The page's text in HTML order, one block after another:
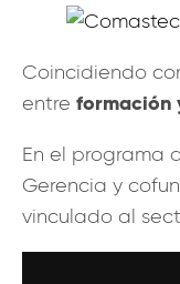
Coincidiendo
entre formación
En el programa
Gerencia y
vinculado al